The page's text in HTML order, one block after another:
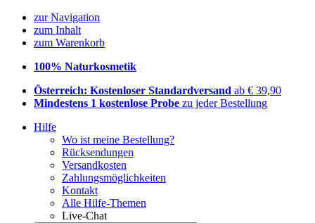
zur Navigation
zum Inhalt
zum Warenkorb
100% Naturkosmetik
Österreich: Kostenloser Standardversand ab € 39,90
Mindestens 1 kostenlose Probe zu jeder Bestellung
Hilfe
Wo ist meine Bestellung?
Rücksendungen
Versandkosten
Zahlungsmöglichkeiten
Kontakt
Alle Hilfe-Themen
Live-Chat